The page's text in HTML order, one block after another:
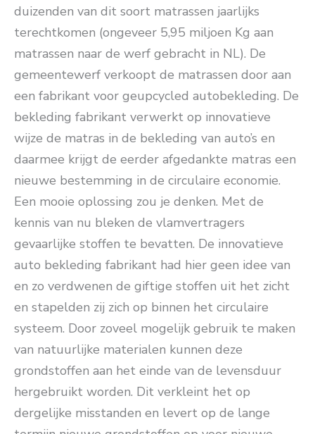
duizenden van dit soort matrassen jaarlijks
terechtkomen (ongeveer 5,95 miljoen Kg aan
matrassen naar de werf gebracht in NL). De
gemeentewerf verkoopt de matrassen door aan
een fabrikant voor geupcycled autobekleding. De
bekleding fabrikant verwerkt op innovatieve
wijze de matras in de bekleding van auto’s en
daarmee krijgt de eerder afgedankte matras een
nieuwe bestemming in de circulaire economie.
Een mooie oplossing zou je denken. Met de
kennis van nu bleken de vlamvertragers
gevaarlijke stoffen te bevatten. De innovatieve
auto bekleding fabrikant had hier geen idee van
en zo verdwenen de giftige stoffen uit het zicht
en stapelden zij zich op binnen het circulaire
systeem. Door zoveel mogelijk gebruik te maken
van natuurlijke materialen kunnen deze
grondstoffen aan het einde van de levensduur
hergebruikt worden. Dit verkleint het op
dergelijke misstanden en levert op de lange